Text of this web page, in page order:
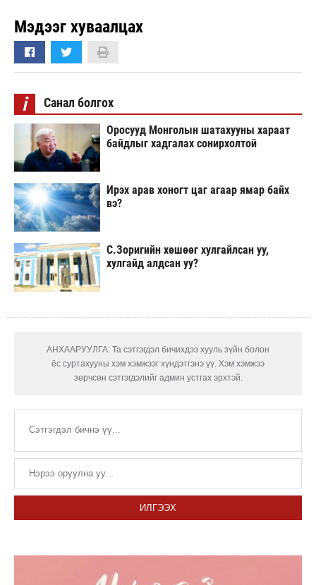
Мэдээг хуваалцах
i Санал болгох
Оросууд Монголын шатахууны хараат
байдлыг хадгалах сонирхолтой
Ирэх арав хоногт цаг агаар ямар байх
вэ?
С.Зоригийн хөшөөг хулгайлсан уу,
хулгайд алдсан уу?
АНХААРУУЛГА: Та сэтгэгдэл бичихдээ хууль зүйн болон
ёс суртахууны хэм хэмжээг хүндэтгэнэ үү. Хэм хэмжээ
зөрчсөн сэтгэгдэлийг админ устгах эрхтэй.
ИЛГЭЭХ